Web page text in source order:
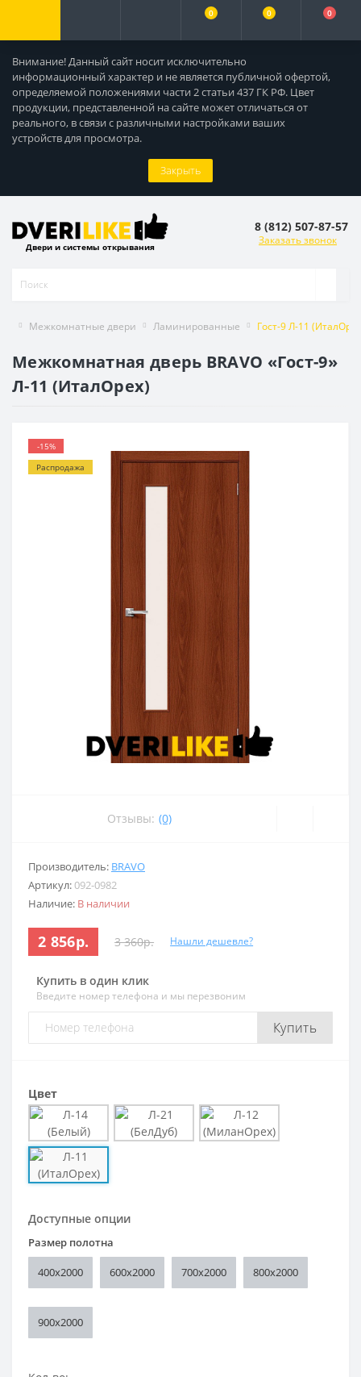
Внимание! Данный сайт носит исключительно
информационный характер и не является публичной офертой,
определяемой положениями части 2 статьи 437 ГК РФ. Цвет
продукции, представленной на сайте может отличаться от
реального, в связи с различными настройками ваших
устройств для просмотра.
Закрыть
0 0 0
Двери и системы открывания
8 (812) 507-87-57
Заказать звонок
Межкомнатные двери Ламинированные Гост-9 Л-11
Межкомнатная дверь BRAVO «Гост-9»
Л-11 (ИталОрех)
-15%
Распродажа
Отзывы: (0)
Производитель: BRAVO
Артикул:092-0982
Наличие: В наличии
2 856р. 3 360р. Нашли дешевле?
Купить в один клик
Введите номер телефона и мы перезвоним
Купить
Цвет
Доступные опции
Размер полотна
400x2000 600x2000 700x2000 800x2000
900x2000